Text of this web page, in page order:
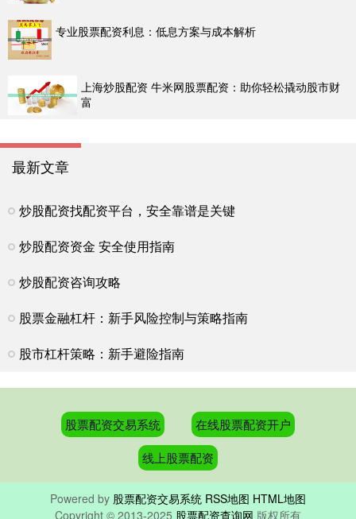
专业股票配资利息：低息方案与成本解析
上海炒股配资 牛米网股票配资：助你轻松撬动股市财
富
最新文章
炒股配资找配资平台，安全靠谱是关键
炒股配资资金 安全使用指南
炒股配资咨询攻略
股票金融杠杆：新手风险控制与策略指南
股市杠杆策略：新手避险指南
股票配资交易系统
在线股票配资开户
线上股票配资
Powered by 股票配资交易系统 RSS地图 HTML地图
Copyright © 2013-2025 股票配资查询网 版权所有